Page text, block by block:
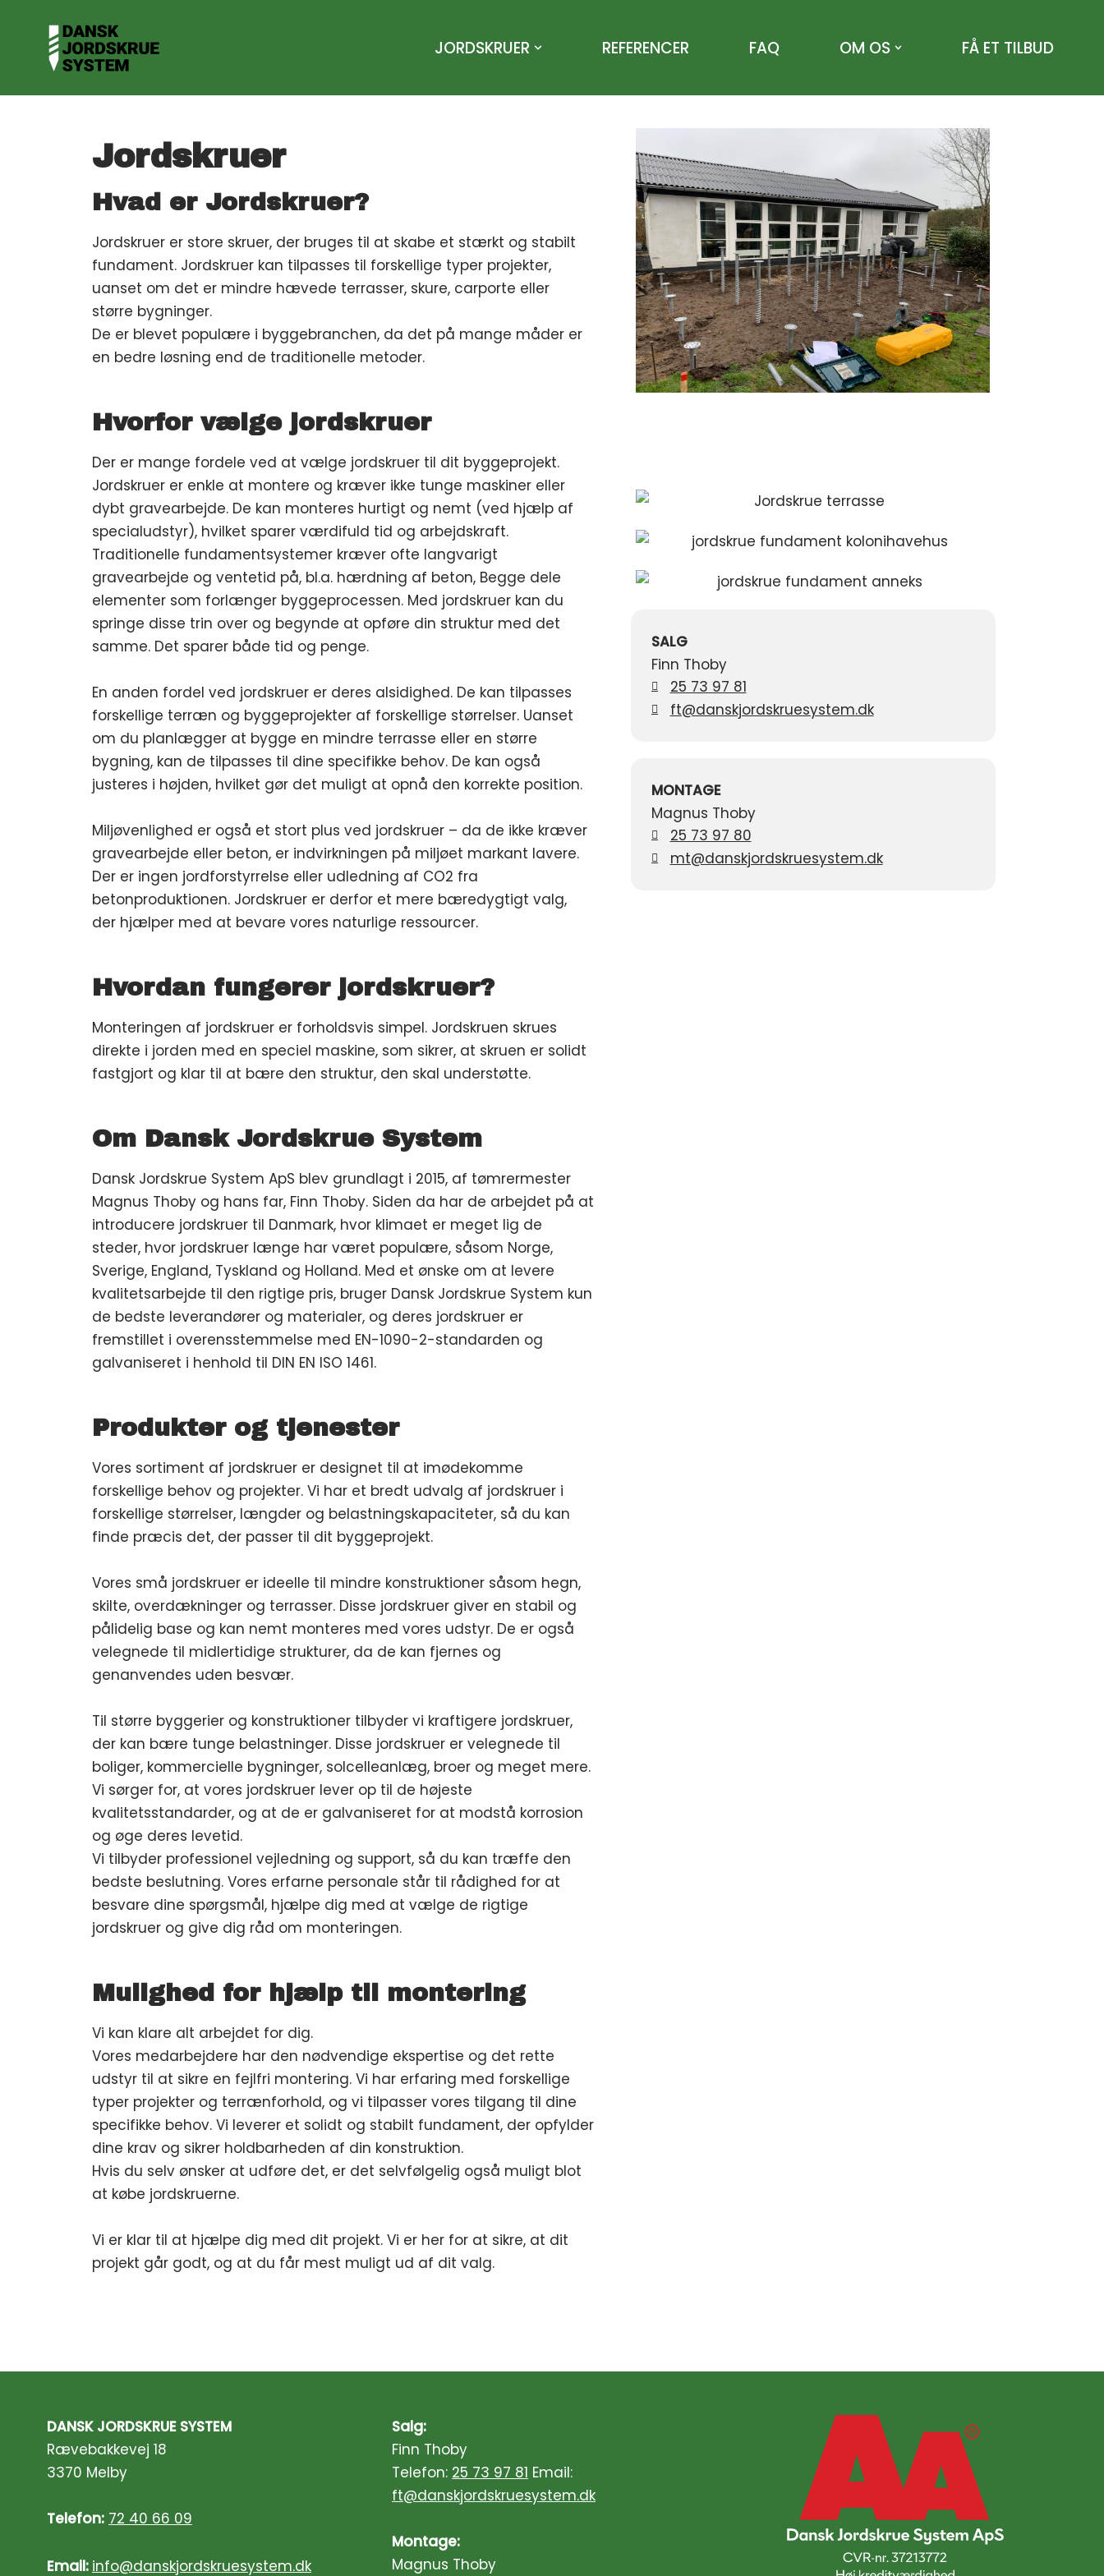
Spring
indhold
JORDSKRUER REFERENCER FAQ OM OS FÅ ET TILBUD
Jordskruer
Hvad er Jordskruer?
Jordskruer er store skruer, der bruges til at skabe et stærkt og stabilt
fundament. Jordskruer kan tilpasses til forskellige typer projekter,
uanset om det er mindre hævede terrasser, skure, carporte eller
større bygninger.
De er blevet populære i byggebranchen, da det på mange måder er
en bedre løsning end de traditionelle metoder.
Hvorfor vælge jordskruer
Der er mange fordele ved at vælge jordskruer til dit byggeprojekt.
Jordskruer er enkle at montere og kræver ikke tunge maskiner eller
dybt gravearbejde. De kan monteres hurtigt og nemt (ved hjælp af
specialudstyr), hvilket sparer værdifuld tid og arbejdskraft.
Traditionelle fundamentsystemer kræver ofte langvarigt
gravearbejde og ventetid på, bl.a. hærdning af beton, Begge dele
elementer som forlænger byggeprocessen. Med jordskruer kan du
springe disse trin over og begynde at opføre din struktur med det
samme. Det sparer både tid og penge.
En anden fordel ved jordskruer er deres alsidighed. De kan tilpasses
forskellige terræn og byggeprojekter af forskellige størrelser. Uanset
om du planlægger at bygge en mindre terrasse eller en større
bygning, kan de tilpasses til dine specifikke behov. De kan også
justeres i højden, hvilket gør det muligt at opnå den korrekte position.
Miljøvenlighed er også et stort plus ved jordskruer – da de ikke kræver
gravearbejde eller beton, er indvirkningen på miljøet markant lavere.
Der er ingen jordforstyrrelse eller udledning af CO2 fra
betonproduktionen. Jordskruer er derfor et mere bæredygtigt valg,
der hjælper med at bevare vores naturlige ressourcer.
Hvordan fungerer jordskruer?
Monteringen af jordskruer er forholdsvis simpel. Jordskruen skrues
direkte i jorden med en speciel maskine, som sikrer, at skruen er solidt
fastgjort og klar til at bære den struktur, den skal understøtte.
Om Dansk Jordskrue System
Dansk Jordskrue System ApS blev grundlagt i 2015, af tømrermester
Magnus Thoby og hans far, Finn Thoby. Siden da har de arbejdet på at
introducere jordskruer til Danmark, hvor klimaet er meget lig de
steder, hvor jordskruer længe har været populære, såsom Norge,
Sverige, England, Tyskland og Holland. Med et ønske om at levere
kvalitetsarbejde til den rigtige pris, bruger Dansk Jordskrue System kun
de bedste leverandører og materialer, og deres jordskruer er
fremstillet i overensstemmelse med EN-1090-2-standarden og
galvaniseret i henhold til DIN EN ISO 1461.
Produkter og tjenester
Vores sortiment af jordskruer er designet til at imødekomme
forskellige behov og projekter. Vi har et bredt udvalg af jordskruer i
forskellige størrelser, længder og belastningskapaciteter, så du kan
finde præcis det, der passer til dit byggeprojekt.
Vores små jordskruer er ideelle til mindre konstruktioner såsom hegn,
skilte, overdækninger og terrasser. Disse jordskruer giver en stabil og
pålidelig base og kan nemt monteres med vores udstyr. De er også
velegnede til midlertidige strukturer, da de kan fjernes og
genanvendes uden besvær.
Til større byggerier og konstruktioner tilbyder vi kraftigere jordskruer,
der kan bære tunge belastninger. Disse jordskruer er velegnede til
boliger, kommercielle bygninger, solcelleanlæg, broer og meget mere.
Vi sørger for, at vores jordskruer lever op til de højeste
kvalitetsstandarder, og at de er galvaniseret for at modstå korrosion
og øge deres levetid.
Vi tilbyder professionel vejledning og support, så du kan træffe den
bedste beslutning. Vores erfarne personale står til rådighed for at
besvare dine spørgsmål, hjælpe dig med at vælge de rigtige
jordskruer og give dig råd om monteringen.
Mulighed for hjælp til montering
Vi kan klare alt arbejdet for dig.
Vores medarbejdere har den nødvendige ekspertise og det rette
udstyr til at sikre en fejlfri montering. Vi har erfaring med forskellige
typer projekter og terrænforhold, og vi tilpasser vores tilgang til dine
specifikke behov. Vi leverer et solidt og stabilt fundament, der opfylder
dine krav og sikrer holdbarheden af din konstruktion.
Hvis du selv ønsker at udføre det, er det selvfølgelig også muligt blot
at købe jordskruerne.
Vi er klar til at hjælpe dig med dit projekt. Vi er her for at sikre, at dit
projekt går godt, og at du får mest muligt ud af dit valg.
SALG
Finn Thoby
25 73 97 81
ft@danskjordskruesystem.dk
MONTAGE
Magnus Thoby
25 73 97 80
mt@danskjordskruesystem.dk
DANSK JORDSKRUE SYSTEM
Rævebakkevej 18
3370 Melby
Telefon: 72 40 66 09
Email: info@danskjordskruesystem.dk
Salg:
Finn Thoby
Telefon: 25 73 97 81 Email:
ft@danskjordskruesystem.dk
Montage:
Magnus Thoby